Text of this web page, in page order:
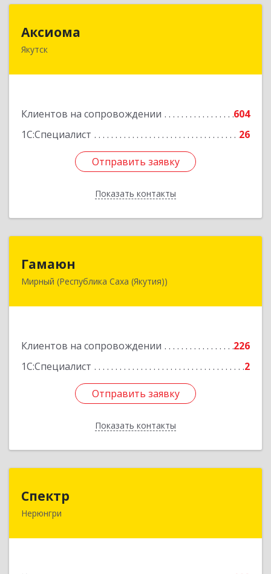
Аксиома
Якутск
Клиентов на сопровождении
604
1С:Специалист
26
Отправить заявку
Показать контакты
677000, Саха /Якутия/ Респ, Якутск г, Чиряева
Отправить заявку
Назад
Гамаюн
Мирный (Республика Саха (Якутия))
Клиентов на сопровождении
226
1С:Специалист
2
Отправить заявку
Показать контакты
678170, Саха /Якутия/ Респ, Мирнинский у,
Подробнее
Отправить заявку
Назад
Спектр
Нерюнгри
678960, Саха /Якутия/ Респ, Нерюнгринский р-н,